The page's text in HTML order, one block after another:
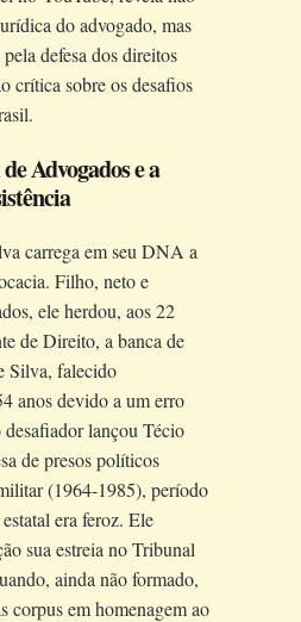
do advogado, mas
defesa dos direitos
crítica sobre os desafios
Advogados e a
carrega em seu DNA a
Filho, neto e
ele herdou, aos 22
de Direito, a banca de
Silva, falecido
anos devido a um erro
lançou Técio
de presos políticos
(1964-1985), período
era feroz. Ele
sua estreia no Tribunal
ainda não formado,
corpus em homenagem ao